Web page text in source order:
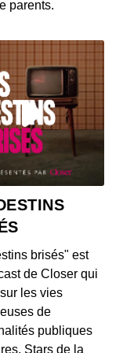
Rover Sport s’offrent
parle dans...
du 17 juillet 2020
juillet : la découverte
de...
16 juillet 2020
AMG GT
Turbo et le Ford...
du 15 juillet 2020
parents.
brisés" est
de Closer qui
les vies
de
publiques
Stars de la